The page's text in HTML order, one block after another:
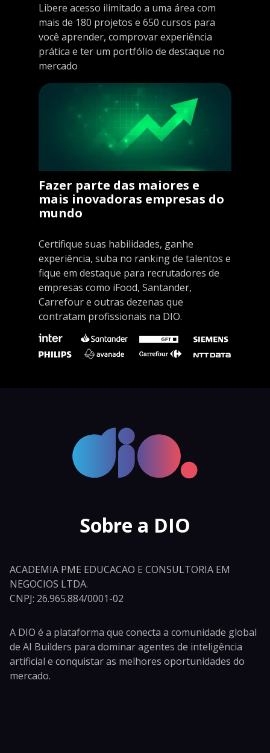
Libere acesso ilimitado a uma área com
mais de 180 projetos e 650 cursos para
você aprender, comprovar experiência
prática e ter um portfólio de destaque no
mercado
Fazer parte das maiores e
mais inovadoras empresas do
mundo
Certifique suas habilidades, ganhe
experiência, suba no ranking de talentos e
fique em destaque para recrutadores de
empresas como iFood, Santander,
Carrefour e outras dezenas que
contratam profissionais na DIO.
Sobre a DIO
ACADEMIA PME EDUCACAO E CONSULTORIA EM
NEGOCIOS LTDA.
CNPJ: 26.965.884/0001-02
A DIO é a plataforma que conecta a comunidade global
de AI Builders para dominar agentes de inteligência
artificial e conquistar as melhores oportunidades do
mercado.